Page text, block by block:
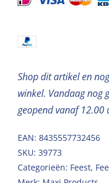
Shop dit artikel en
winkel. Vandaag nog
geopend vanaf 12.00
EAN: 8435557732456
SKU: 39773
Categorieën: Feest,